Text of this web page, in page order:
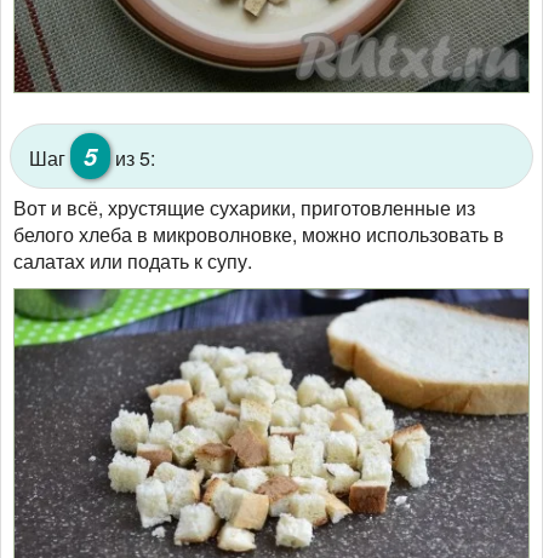
Шаг 5
из 5:
Вот и всё, хрустящие сухарики, приготовленные из
белого хлеба в микроволновке, можно использовать в
салатах или подать к супу.